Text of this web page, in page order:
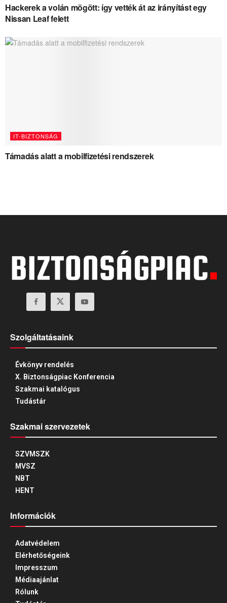
Hackerek a volán mögött: így vették át az irányítást egy
Nissan Leaf felett
IT-BIZTONSÁG
Támadás alatt a mobilfizetési rendszerek
Szolgáltatásaink
Évkönyv rendelés
X. Biztonságpiac Konferencia
Szakmai katalógus
Tudástár
Szakmai szervezetek
SZVMSZK
MVSZ
NBT
HENT
Információk
Adatvédelem
Elérhetőségeink
Impresszum
Médiaajánlat
Rólunk